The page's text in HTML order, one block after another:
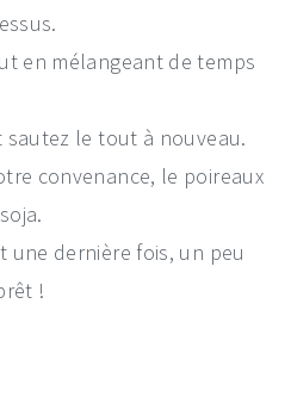
en mélangeant de temps
le tout à nouveau.
convenance, le poireaux
une dernière fois, un peu
!